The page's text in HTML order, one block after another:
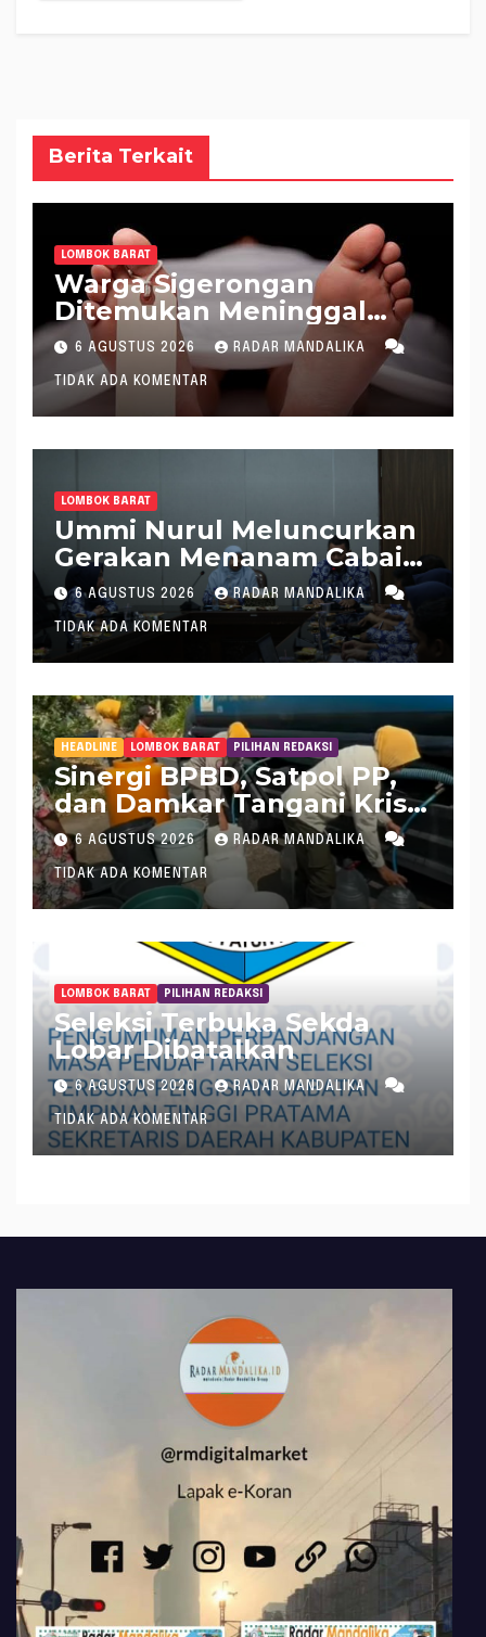
Berita Terkait
LOMBOK BARAT
Warga Sigerongan
Ditemukan Meninggal
saat Setrum Ikan di
Sungai
6 AGUSTUS 2026 RADAR MANDALIKA
TIDAK ADA KOMENTAR
LOMBOK BARAT
Ummi Nurul Meluncurkan
Gerakan Menanam Cabai
Tangani Inflasi
6 AGUSTUS 2026 RADAR MANDALIKA
TIDAK ADA KOMENTAR
HEADLINE LOMBOK BARAT PILIHAN REDAKSI
Sinergi BPBD, Satpol PP,
dan Damkar Tangani Krisis
Air Bersih di Lobar
6 AGUSTUS 2026 RADAR MANDALIKA
TIDAK ADA KOMENTAR
LOMBOK BARAT PILIHAN REDAKSI
Seleksi Terbuka Sekda
Lobar Dibatalkan
6 AGUSTUS 2026 RADAR MANDALIKA
TIDAK ADA KOMENTAR